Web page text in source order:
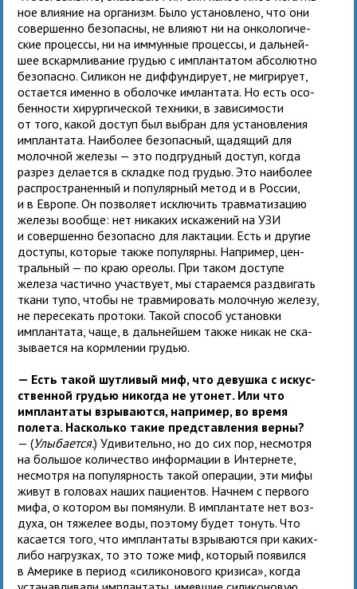
ное вли­я­ние на орга­низм. Было уста­нов­лено, что они
совер­шенно без­опасны, не вли­яют ни на онко­ло­ги­че­
ские про­цессы, ни на иммун­ные про­цессы, и даль­ней­
шее вскарм­ли­ва­ние гру­дью с имплан­та­том абсо­лютно
без­опасно. Силикон не диф­фун­ди­рует, не мигри­рует,
оста­ется именно в обо­лочке имлан­тата. Но есть осо­
бен­но­сти хирур­ги­че­ской тех­ники, в за­ви­си­мо­сти
от того, какой доступ был выбран для уста­нов­ле­ния
имплан­тата. Наиболее без­опас­ный, щадя­щий для
молоч­ной железы — это под­груд­ный доступ, когда
раз­рез дела­ется в складке под гру­дью. Это наи­бо­лее
рас­про­стра­нен­ный и популяр­ный метод и в России,
и в Европе. Он поз­во­ляет исклю­чить трав­ма­ти­за­цию
железы вообще: нет ника­ких иска­же­ний на УЗИ
и совер­шенно без­опасно для лак­та­ции. Есть и дру­гие
доступы, кото­рые также популярны. Например, цен­
траль­ный — по краю оре­олы. При таком доступе
железа частично участ­вует, мы ста­ра­емся раз­дви­гать
ткани тупо, чтобы не трав­ми­ро­вать молоч­ную железу,
не пере­се­кать про­токи. Такой спо­соб уста­новки
имплан­тата, чаще, в даль­ней­шем также никак не ска­
зы­ва­ется на корм­ле­нии грудью.
— Есть такой шут­ли­вый миф, что девушка с искус­
ствен­ной гру­дью нико­гда не утонет. Или что
имплан­таты взры­ва­ются, напри­мер, во время
полета. Насколько такие пред­став­ле­ния верны?
— (Улыбается.) Удивительно, но до сих пор, несмотря
на боль­шое коли­че­ство инфор­ма­ции в Интер­нете,
несмотря на популяр­ность такой опе­ра­ции, эти мифы
живут в голо­вах наших паци­ен­тов. Начнем с пер­вого
мифа, о кото­ром вы помя­нули. В имплан­тате нет воз­
духа, он тяже­лее воды, поэтому будет тонуть. Что
каса­ется того, что имплан­таты взры­ва­ются при каких-
либо нагруз­ках, то это тоже миф, кото­рый появился
в Америке в период «сили­ко­но­вого кри­зиса», когда